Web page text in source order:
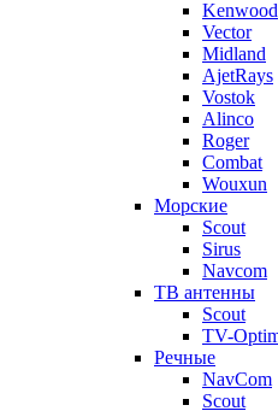
Kenwood
Vector
Midland
AjetRays
Vostok
Alinco
Roger
Combat
Wouxun
Морские
Scout
Sirus
Navcom
ТВ антенны
Scout
TV-
Речные
NavCom
Scout